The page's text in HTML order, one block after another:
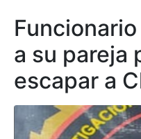
a su pareja
escapar a